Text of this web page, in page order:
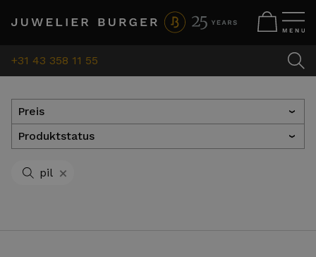
+31 43 358 11 55
Preis ›
Produktstatus ›
pil +